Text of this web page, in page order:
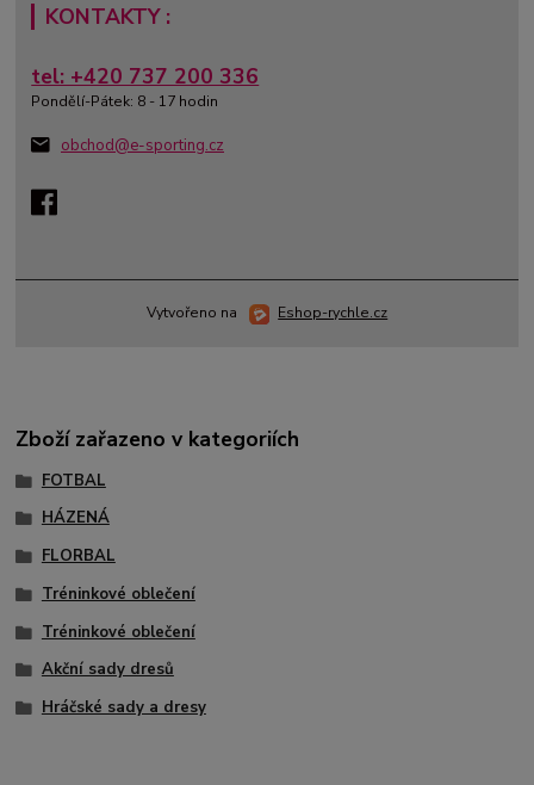
KONTAKTY :
tel: +420 737 200 336
Pondělí-Pátek: 8 - 17 hodin
obchod@e-sporting.cz
Vytvořeno na Eshop-rychle.cz
Zboží zařazeno v kategoriích
FOTBAL
HÁZENÁ
FLORBAL
Tréninkové oblečení
Tréninkové oblečení
Akční sady dresů
Hráčské sady a dresy